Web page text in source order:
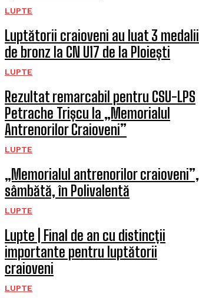
LUPTE
Luptătorii craioveni au luat 3 medalii
de bronz la CN U17 de la Ploiești
LUPTE
Rezultat remarcabil pentru CSU-LPS
Petrache Trișcu la „Memorialul
Antrenorilor Craioveni”
LUPTE
„Memorialul antrenorilor craioveni”,
sâmbătă, în Polivalentă
LUPTE
Lupte | Final de an cu distincții
importante pentru luptătorii
craioveni
LUPTE